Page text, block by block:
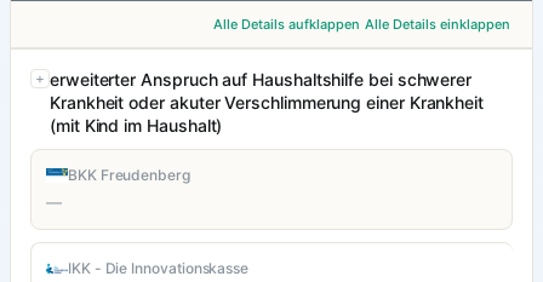
Alle Details aufklappen Alle Details einklappen
erweiterter Anspruch auf Haushaltshilfe bei schwerer
Krankheit oder akuter Verschlimmerung einer Krankheit
(mit Kind im Haushalt)
BKK Freudenberg
—
IKK - Die Innovationskasse